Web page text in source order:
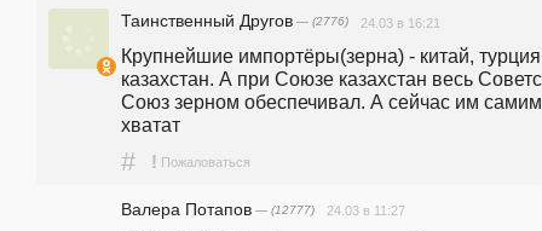
Таинственный Другов — (2776) 24.03 в 16:21
Крупнейшие импортёры(зерна) - китай,
казахстан. А при Союзе казахстан весь
Союз зерном обеспечивал. А сейчас им
хватат
# ! Пожаловаться
Валера Потапов — (12777) 24.03 в 11:27